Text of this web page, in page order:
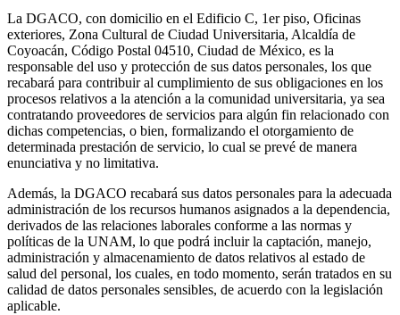
La DGACO, con domicilio en el Edificio C, 1er piso, Oficinas
exteriores, Zona Cultural de Ciudad Universitaria, Alcaldía de
Coyoacán, Código Postal 04510, Ciudad de México, es la
responsable del uso y protección de sus datos personales, los que
recabará para contribuir al cumplimiento de sus obligaciones en los
procesos relativos a la atención a la comunidad universitaria, ya sea
contratando proveedores de servicios para algún fin relacionado con
dichas competencias, o bien, formalizando el otorgamiento de
determinada prestación de servicio, lo cual se prevé de manera
enunciativa y no limitativa.
Además, la DGACO recabará sus datos personales para la adecuada
administración de los recursos humanos asignados a la dependencia,
derivados de las relaciones laborales conforme a las normas y
políticas de la UNAM, lo que podrá incluir la captación, manejo,
administración y almacenamiento de datos relativos al estado de
salud del personal, los cuales, en todo momento, serán tratados en su
calidad de datos personales sensibles, de acuerdo con la legislación
aplicable.